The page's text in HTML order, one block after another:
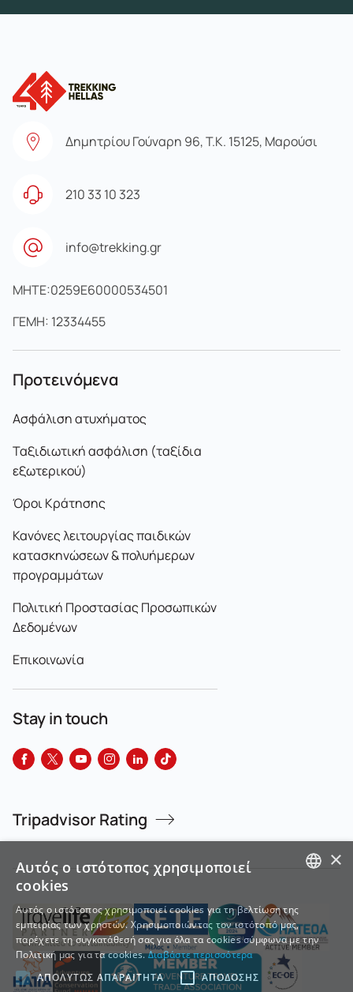
Δημητρίου Γούναρη 96, Τ.Κ. 15125, Μαρούσι
210 33 10 323
info@trekking.gr
MHTE:0259E60000534501
ΓΕΜΗ: 12334455
Προτεινόμενα
Ασφάλιση ατυχήματος
Ταξιδιωτική ασφάλιση (ταξίδια
εξωτερικού)
Όροι Κράτησης
Κανόνες λειτουργίας παιδικών
κατασκηνώσεων & πολυήμερων
προγραμμάτων
Πολιτική Προστασίας Προσωπικών
Δεδομένων
Επικοινωνία
Stay in touch
Tripadvisor Rating
ENGLISH
×
Αυτός ο ιστότοπος χρησιμοποιεί
cookies
Αυτός ο ιστότοπος χρησιμοποιεί cookies για τη βελτίωση της
εμπειρίας των χρηστών. Χρησιμοποιώντας τον ιστότοπό μας,
παρέχετε τη συγκατάθεσή σας για όλα τα cookies σύμφωνα με την
Πολιτική μας για τα cookies.Διαβάστε περισσότερα
ΑΠΟΛΎΤΩΣ ΑΠΑΡΑΊΤΗΤΑ
ΑΠΌΔΟΣΗΣ